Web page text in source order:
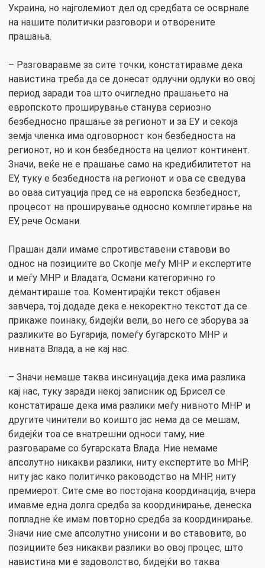
Украина, но најголемиот дел од средбата се осврнале
на нашите политички разговори и отворените
прашања.
– Разговаравме за сите точки, констатиравме дека
навистина треба да се донесат одлучни одлуки во овој
период заради тоа што очигледно прашањето на
европското проширување станува сериозно
безбедносно прашање за регионот и за ЕУ и секоја
земја членка има одговорност кон безбедноста на
регионот, но и кон безбедноста на целиот континент.
Значи, веќе не е прашање само на кредибилитетот на
ЕУ, туку е безбедноста на регионот и ова се сведува
во оваа ситуација пред се на европска безбедност,
процесот на проширување односно комплетирање на
ЕУ, рече Османи.
Прашан дали имаме спротивставени ставови во
однос на позициите во Скопје меѓу МНР и експертите
и меѓу МНР и Владата, Османи категорично го
демантираше тоа. Коментирајќи текст објавен
завчера, тој додаде дека е некоректно текстот да се
прикаже поинаку, бидејќи вели, во него се зборува за
разликите во Бугарија, помеѓу бугарското МНР и
нивната Влада, а не кај нас.
– Значи немаше таква инсинуација дека има разлика
кај нас, туку заради некој записник од Брисел се
констатираше дека има разлики меѓу нивното МНР и
другите чинители во коишто јас нема да се мешам,
бидејќи тоа се внатрешни односи таму, ние
разговараме со бугарската Влада. Ние немаме
апсолутно никакви разлики, ниту експертите во МНР,
ниту јас како политичко раководство на МНР, ниту
премиерот. Сите сме во постојана координација, вчера
имавме една долга средба за координирање, денеска
попладне ќе имам повторно средба за координирање.
Значи ние сме апсолутно унисони и во ставовите, во
позициите без никакви разлики во овој процес, што
навистина ми е задоволство, бидејќи во таква